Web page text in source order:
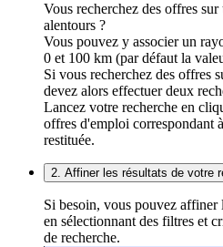
Vous recherchez des offres sur
alentours ?
Vous pouvez y associer un
0 et 100 km (par défaut la
Si vous recherchez des offres
devez alors effectuer deux
Lancez votre recherche en
offres d'emploi correspondant
restituée.
2. Affiner les résultats de votre
Si besoin, vous pouvez affiner
en sélectionnant des filtres et
de recherche.